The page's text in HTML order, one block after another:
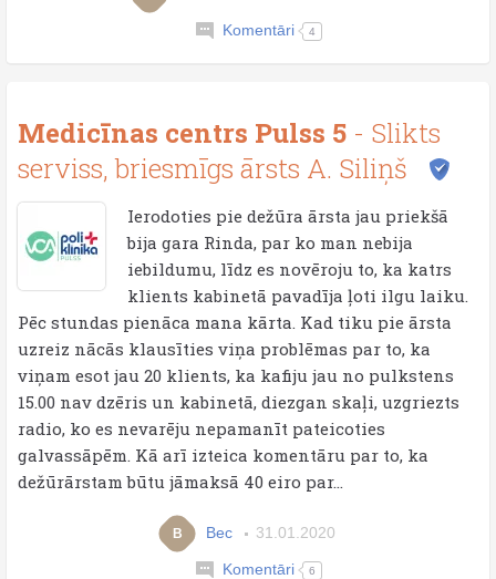
Komentāri 4
Medicīnas centrs Pulss 5 - Slikts
serviss, briesmīgs ārsts A. Siliņš
Ierodoties pie dežūra ārsta jau priekšā
bija gara Rinda, par ko man nebija
iebildumu, līdz es novēroju to, ka katrs
klients kabinetā pavadīja ļoti ilgu laiku.
Pēc stundas pienāca mana kārta. Kad tiku pie ārsta
uzreiz nācās klausīties viņa problēmas par to, ka
viņam esot jau 20 klients, ka kafiju jau no pulkstens
15.00 nav dzēris un kabinetā, diezgan skaļi, uzgriezts
radio, ko es nevarēju nepamanīt pateicoties
galvassāpēm. Kā arī izteica komentāru par to, ka
dežūrārstam būtu jāmaksā 40 eiro par...
B Bec 31.01.2020
Komentāri 6